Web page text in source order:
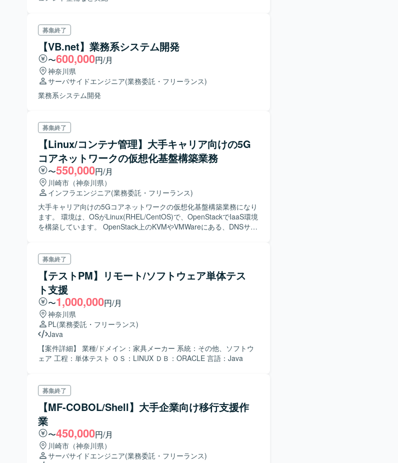
募集終了
【VB.net】業務系システム開発
〜600,000円/月
神奈川県
サーバサイドエンジニア(業務委託・フリーランス)
業務系システム開発
募集終了
【Linux/コンテナ管理】大手キャリア向けの5G
コアネットワークの仮想化基盤構築業務
〜550,000円/月
川崎市（神奈川県）
インフラエンジニア(業務委託・フリーランス)
大手キャリア向けの5Gコアネットワークの仮想化基盤構築業務になり
ます。 環境は、OSがLinux(RHEL/CentOS)で、OpenStackでIaaS環境
を構築しています。 OpenStack上のKVMやVMWareにある、DNSサー
募集終了
【テストPM】リモート/ソフトウェア単体テス
ト支援
〜1,000,000円/月
神奈川県
PL(業務委託・フリーランス)
Java
【案件詳細】 業種/ドメイン：家具メーカー 系統：その他、ソフトウ
ェア 工程：単体テスト ＯＳ：LINUX ＤＢ：ORACLE 言語：Java
募集終了
【MF-COBOL/Shell】大手企業向け移行支援作
業
〜450,000円/月
川崎市（神奈川県）
サーバサイドエンジニア(業務委託・フリーランス)